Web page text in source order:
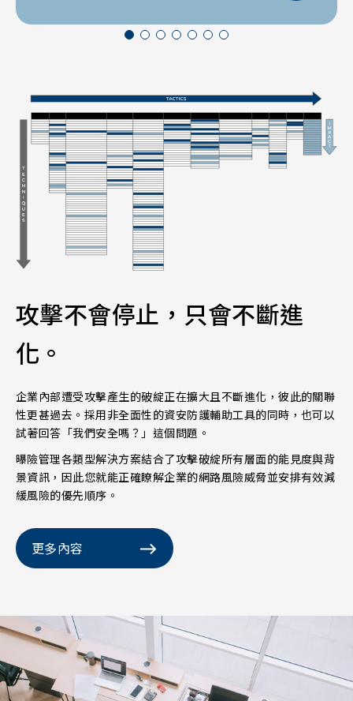
攻擊不會停止，只會不斷進
化。
企業內部遭受攻擊產生的破綻正在擴大且不斷進化，彼此的關聯
性更甚過去。採用非全面性的資安防護輔助工具的同時，也可以
試著回答「我們安全嗎？」這個問題。
曝險管理各類型解決方案結合了攻擊破綻所有層面的能見度與背
景資訊，因此您就能正確瞭解企業的網路風險威脅並安排有效減
緩風險的優先順序。
更多內容